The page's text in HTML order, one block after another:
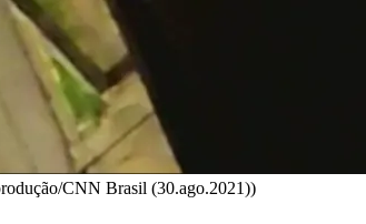
CNN Brasil (30.ago.2021))